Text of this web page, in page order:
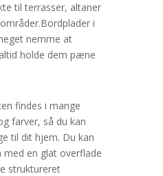
til terrasser, altaner
i
nemme at
holde dem pæne
findes i mange
farver, så du kan
til dit hjem. Du kan
en glat overflade
struktureret